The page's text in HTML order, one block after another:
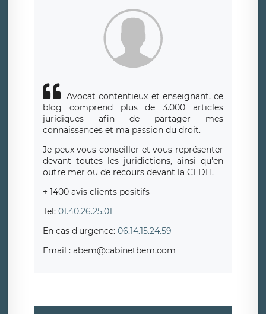
Avocat contentieux et enseignant, ce
blog comprend plus de 3.000 articles
juridiques afin de partager mes
connaissances et ma passion du droit.
Je peux vous conseiller et vous représenter
devant toutes les juridictions, ainsi qu'en
outre mer ou de recours devant la CEDH.
+ 1400 avis clients positifs
Tel: 01.40.26.25.01
En cas d'urgence: 06.14.15.24.59
Email : abem@cabinetbem.com